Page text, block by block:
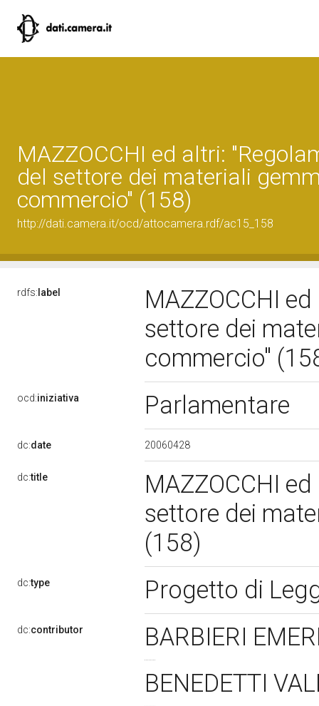
MAZZOCCHI ed altri:
del settore dei materiali
commercio" (158)
http://dati.camera.it/ocd/attocamera.rdf/ac15_158
rdfs: label
MAZZOCCHI
settore dei
commercio"
ocd:iniziativa Parlamentare
dc:date 20060428
dc:title
MAZZOCCHI
settore dei
(158)
dc:type Progetto di
dc:contributor
BARBIERI
BENEDETTI